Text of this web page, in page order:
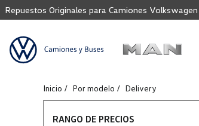
Repuestos Originales para Camiones
Inicio Por modelo Delivery
RANGO DE PRECIOS